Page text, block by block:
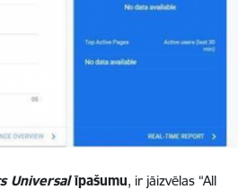
Universalīpašumu, ir jāizvēlas “All